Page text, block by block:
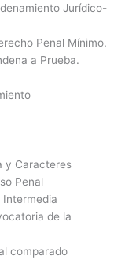
Jurídico-
Penal Mínimo.
a Prueba.
y Caracteres
Penal
Intermedia
de la
comparado